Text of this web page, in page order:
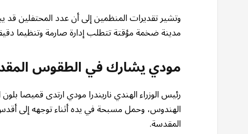
مدينة ضخمة مؤقتة تتطلب إدارة صارمة وتنظيما
مودي يشارك في الطقوس
رئيس الوزراء الهندي ناريندرا مودي ارتدى قميصا بلون
الهندوس، وحمل مسبحة في يده أثناء توجهه إلى أقدس
المقدسة.